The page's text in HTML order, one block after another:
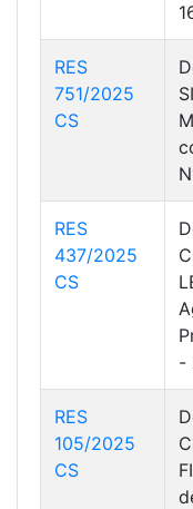
RES
751/2025
CS
RES
437/2025
CS
-
RES
105/2025
CS